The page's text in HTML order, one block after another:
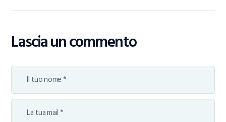
Lascia un commento